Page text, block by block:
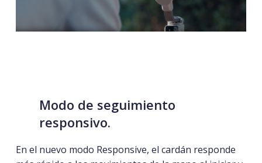
Modo de seguimiento
responsivo.
En el nuevo modo Responsive, el cardán responde